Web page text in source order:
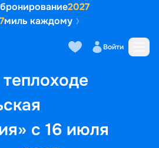
2027
миль каждому
Войти
с 16 июля
кают Маршрут и